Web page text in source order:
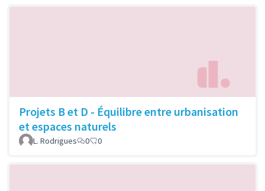
Projets B et D - Équilibre entre urbanisation
et espaces naturels
L. Rodrigues 0 0